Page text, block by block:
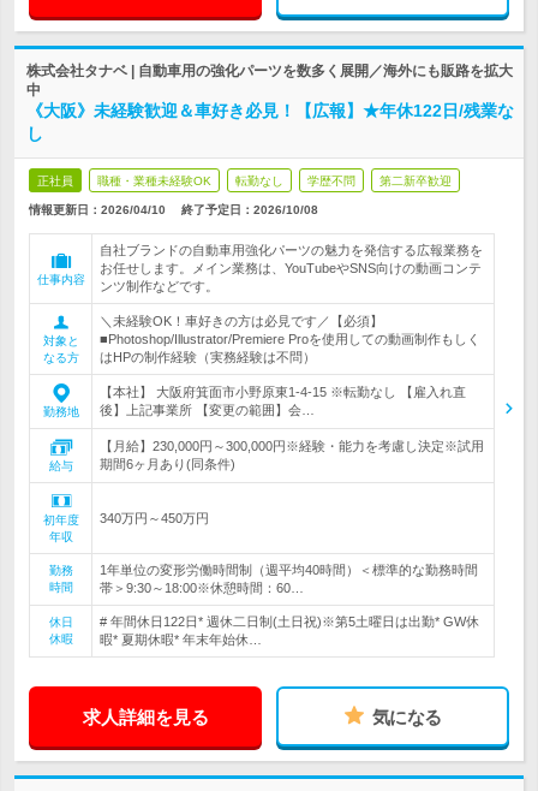
株式会社タナベ | 自動車用の強化パーツを数多く展開／海外にも販路を拡大
中
《大阪》未経験歓迎＆車好き必見！【広報】★年休122日/残業な
し
正社員 職種・業種未経験OK 転勤なし 学歴不問 第二新卒歓迎
情報更新日：2026/04/10 終了予定日： 2026/10/08
仕事内容
自社ブランドの自動車用強化パーツの魅力を発信する広報業務を
お任せします。メイン業務は、YouTubeやSNS向けの動画コンテ
ンツ制作などです。
対象と
なる方
＼未経験OK！車好きの方は必見です／【必須】
■Photoshop/Illustrator/Premiere Proを使用しての動画制作もしく
はHPの制作経験（実務経験は不問）
勤務地
【本社】 大阪府箕面市小野原東1-4-15 ※転勤なし 【雇入れ直
後】上記事業所 【変更の範囲】会…
給与
【月給】230,000円～300,000円※経験・能力を考慮し決定※試用
期間6ヶ月あり(同条件)
初年度
年収
340万円～450万円
勤務
時間
1年単位の変形労働時間制（週平均40時間）＜標準的な勤務時間
帯＞9:30～18:00※休憩時間：60…
休日
休暇
# 年間休日122日* 週休二日制(土日祝)※第5土曜日は出勤* GW休
暇* 夏期休暇* 年末年始休…
求人詳細を見る 気になる